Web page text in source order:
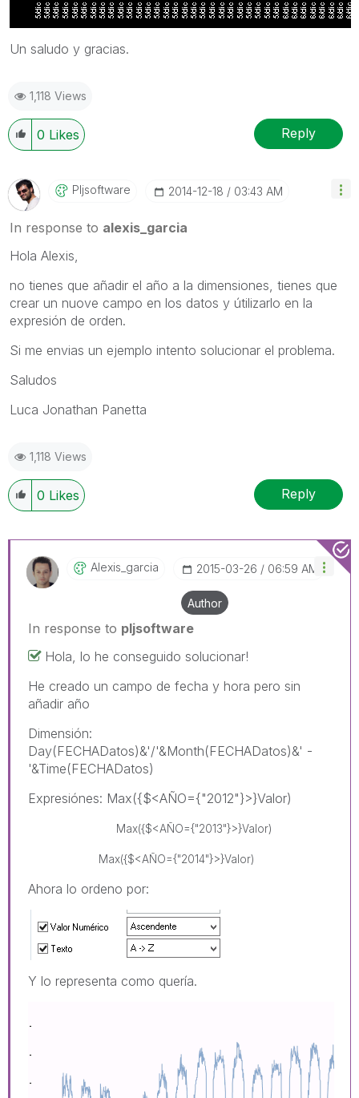
Un saludo y gracias.
1,118 Views
0 Likes Reply
Pljsoftware ‎2014-12-18 03:43 AM
In response to alexis_garcia
Hola Alexis,
no tienes que añadir el año a la dimensiones, tienes que
crear un nuove campo en los datos y útilizarlo en la
expresión de orden.
Si me envias un ejemplo intento solucionar el problema.
Saludos
Luca Jonathan Panetta
1,118 Views
0 Likes Reply
Alexis_garcia ‎2015-03-26 06:59 AM
Author
In response to pljsoftware
Hola, lo he conseguido solucionar!
He creado un campo de fecha y hora pero sin
añadir año
Dimensión:
Day(FECHADatos)&'/'&Month(FECHADatos)&' -
'&Time(FECHADatos)
Expresiónes: Max({$<AÑO={"2012"}>}Valor)
Max({$<AÑO={"2013"}>}Valor)
Max({$<AÑO={"2014"}>}Valor)
Ahora lo ordeno por:
Y lo representa como quería.